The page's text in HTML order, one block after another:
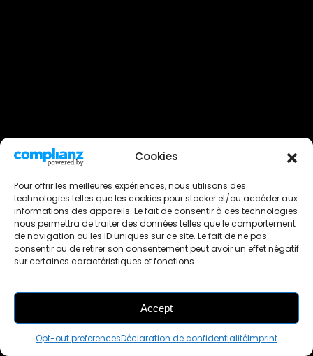
Cookies
Pour offrir les meilleures expériences, nous utilisons des
technologies telles que les cookies pour stocker et/ou accéder aux
informations des appareils. Le fait de consentir à ces technologies
nous permettra de traiter des données telles que le comportement
de navigation ou les ID uniques sur ce site. Le fait de ne pas
consentir ou de retirer son consentement peut avoir un effet négatif
sur certaines caractéristiques et fonctions.
Accept
Opt-out preferencesDéclaration de confidentialitéImprint
Imprint
Confidentiality & Privacy
Realization: MidiConcept
Webdesign : Lily Blue